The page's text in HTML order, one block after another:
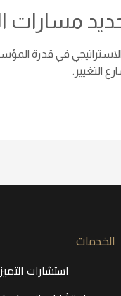
مسارات
في قدرة
التغيير.
الخدمات
استشارات